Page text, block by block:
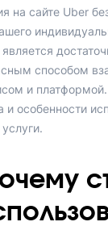
на сайте Uber
способом
и платформой.
особенности